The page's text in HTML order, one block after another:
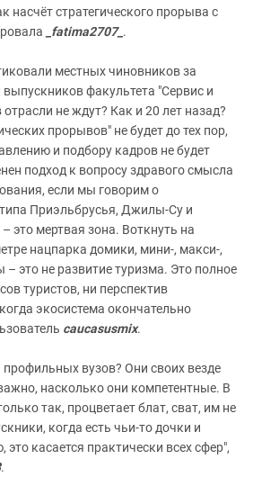
насчёт стратегического прорыва с
_fatima2707_ .
местных чиновников за
выпускников факультета "Сервис и
не ждут? Как и 20 лет назад?
прорывов" не будет до тех пор,
и подбору кадров не будет
подход к вопросу здравого смысла
если мы говорим о
Приэльбрусья, Джилы-Су и
это мертвая зона. Воткнуть на
нацпарка домики, мини-, макси-,
– это не развитие туризма. Это полное
туристов, ни перспектив
экосистема окончательно
caucasusmix.
вузов? Они своих везде
насколько они компетентные. В
так, процветает блат, сват, им не
когда есть чьи-то дочки и
касается практически всех сфер",
.